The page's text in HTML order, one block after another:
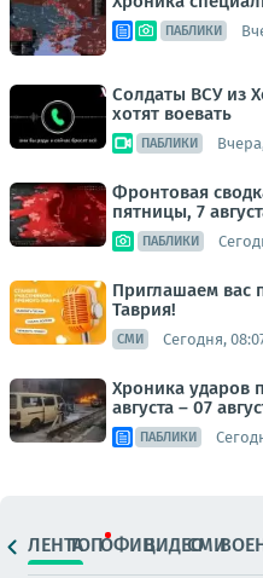
ПАБЛИКИ
Солдаты ВСУ из
хотят воевать
ПАБЛИКИ
Фронтовая
пятницы, 7
ПАБЛИКИ
Приглашаем вас
Таврия!
СМИ Сегодня,
Хроника ударов
августа – 07
ПАБЛИКИ
ЛЕНТАТОПОФИЦ.ВИДЕОСМИ